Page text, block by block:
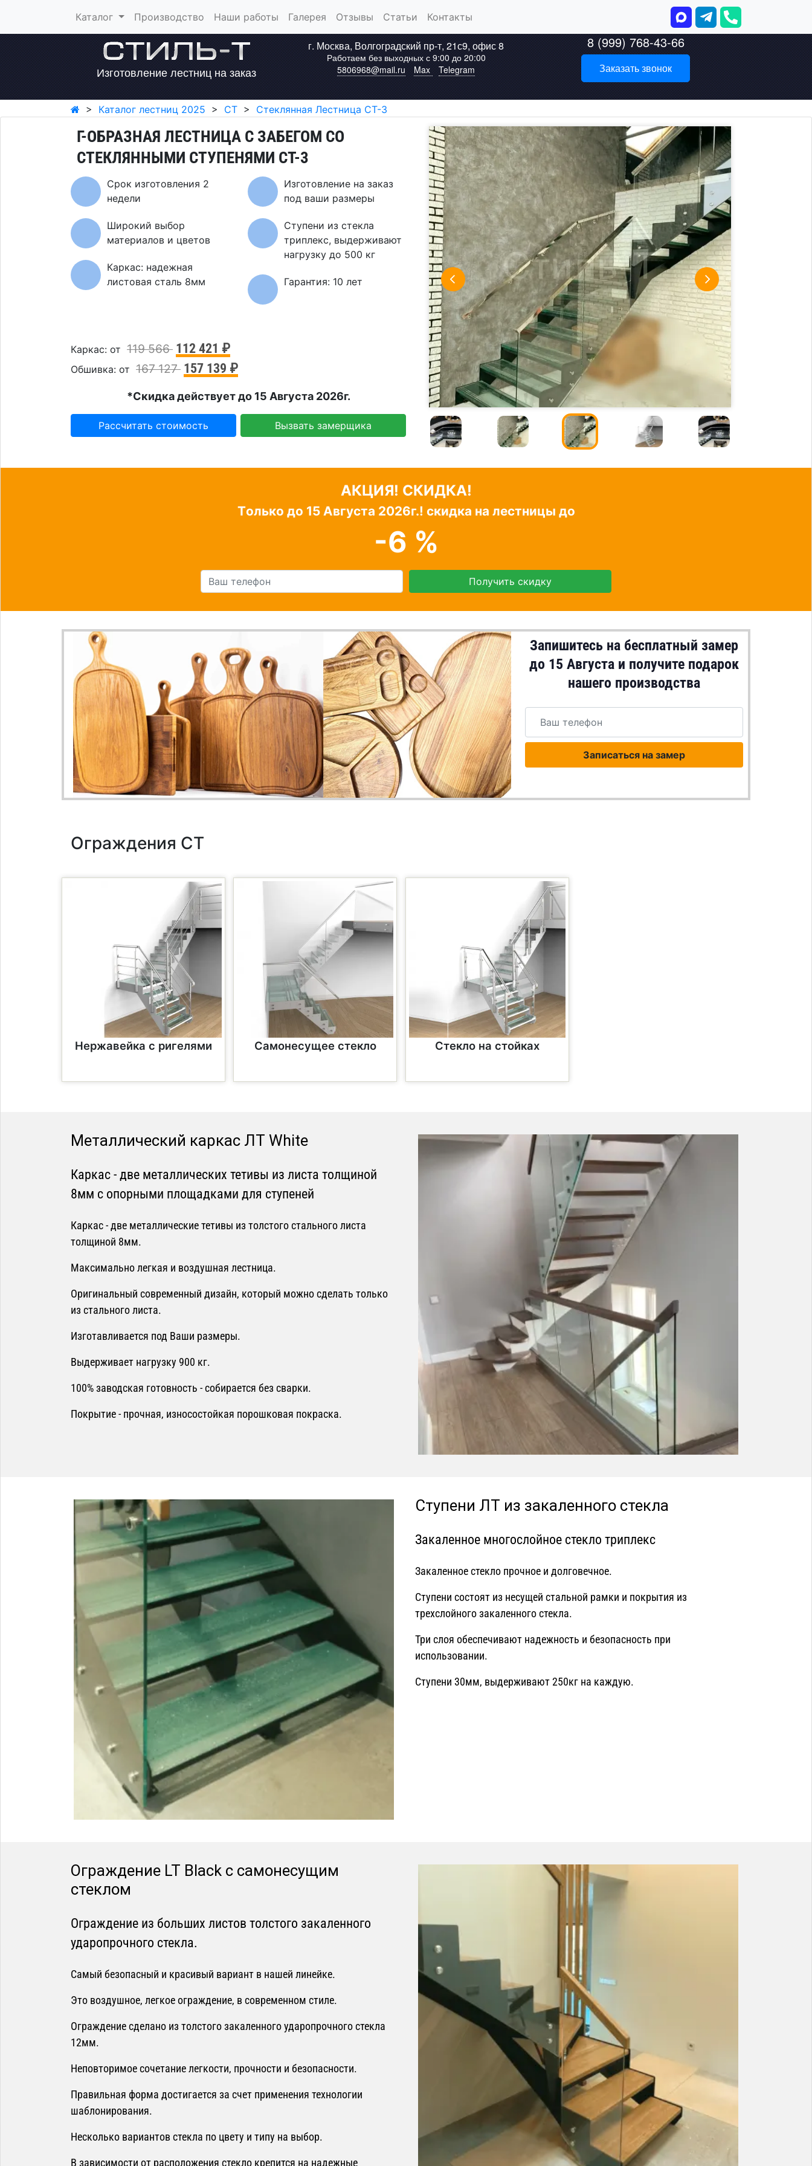
Каталог Производство Наши работы Галерея Отзывы Статьи Контакты
Изготовление лестниц на заказ
г.Москва,Волгоградский пр-т, 21с9, офис 8
Работаем без выходныхс 9:00 до 20:00
5806968@mail.ru
Max Telegram
8 (999) 768-43-66
Заказать звонок
> Каталог лестниц 2025 > СТ > Стеклянная Лестница СТ-3
Г-ОБРАЗНАЯ ЛЕСТНИЦА С ЗАБЕГОМ СО
СТЕКЛЯННЫМИ СТУПЕНЯМИ СТ-3
Срок изготовления 2
недели
Широкий выбор
материалов и цветов
Каркас: надежная
листовая сталь 8мм
Изготовление на заказ
под ваши размеры
Ступени из стекла
триплекс, выдерживают
нагрузку до 500 кг
Гарантия: 10 лет
Каркас: от 119 566 112 421 ₽
Обшивка: от 167 127 157 139 ₽
*Скидка действует до 15 Августа 2026г.
Рассчитать стоимость Вызвать замерщика
АКЦИЯ! СКИДКА!
Tолько до 15 Августа 2026г.! скидка на лестницы до
-6 %
Получить скидку
Запишитесь на бесплатный замер
до 15 Августаи получите подарок
нашего производства
Записаться на замер
Ограждения СТ
Нержавейка с ригелями Самонесущее стекло Стекло на стойках
Металлический каркас ЛТ White
Каркас - две металлических тетивы из листа толщиной
8мм с опорными площадками для ступеней
Каркас - две металлические тетивы из толстого стального листа
толщиной 8мм.
Максимально легкая и воздушная лестница.
Оригинальный современный дизайн, который можно сделать только
из стального листа.
Изготавливается под Ваши размеры.
Выдерживает нагрузку 900 кг.
100% заводская готовность - собирается без сварки.
Покрытие - прочная, износостойкая порошковая покраска.
Ступени ЛТ из закаленного стекла
Закаленное многослойное стекло триплекс
Закаленное стекло прочное и долговечное.
Ступени состоят из несущей стальной рамки и покрытия из
трехслойного закаленного стекла.
Три слоя обеспечивают надежность и безопасность при
использовании.
Ступени 30мм, выдерживают 250кг на каждую.
Ограждение LT Black с самонесущим
стеклом
Ограждение из больших листов толстого закаленного
ударопрочного стекла.
Самый безопасный и красивый вариант в нашей линейке.
Это воздушное, легкое ограждение, в современном стиле.
Ограждение сделано из толстого закаленного ударопрочного стекла
12мм.
Неповторимое сочетание легкости, прочности и безопасности.
Правильная форма достигается за счет применения технологии
шаблонирования.
Несколько вариантов стекла по цвету и типу на выбор.
В зависимости от расположения стекло крепится на надежные